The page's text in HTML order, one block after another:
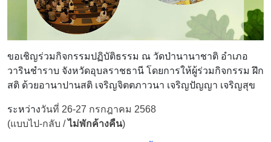
ขอเชิญร่วมกิจกรรมปฏิบัติธรรม ณ วัดป่านานาชาติ อำเภอ
วารินชำราบ จังหวัดอุบลราชธานี โดยการให้ผู้ร่วมกิจกรรม ฝึก
สติ ด้วยอานาปานสติ เจริญจิตตภาวนา เจริญปัญญา เจริญสุข
ระหว่างวันที่ 26-27 กรกฎาคม 2568
(แบบไป-กลับ /ไม่พักค้างคืน)